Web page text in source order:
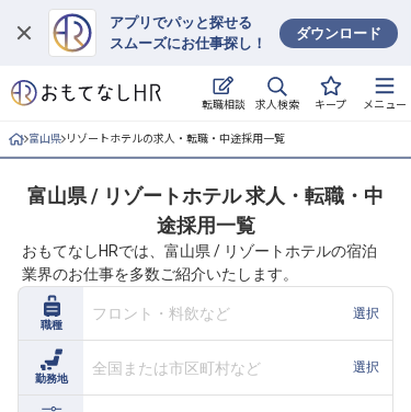
アプリでパッと探せる
スムーズにお仕事探し！
ダウンロード
転職相談 求人検索 キープ メニュー
ログイン
求人・施設を探す
就職・転職 合同説明会
おもてなしHRについて
ご利用の流れ
よくある質問
富山県 リゾートホテルの求人・転職・中途採用一覧
富山県 / リゾートホテル 求人・転職・中
途採用一覧
おもてなしHRでは、富山県 / リゾートホテルの宿泊
業界のお仕事を多数ご紹介いたします。
職種
フロント・料飲など 選択
勤務地
全国または市区町村など 選択